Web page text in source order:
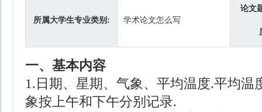
所属大学生专业类别: 学术论文怎么写
论文
一、基本内容
1.日期、星期、气象、平均温度.平均
象按上午和下午分别记录.